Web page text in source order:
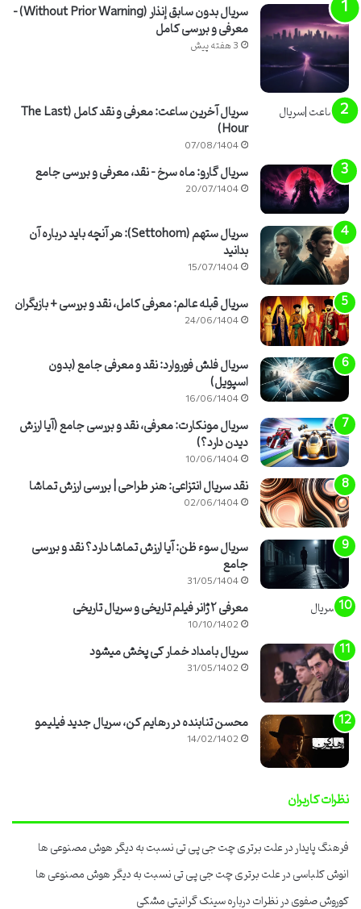
سریال بدون سابق إنذار (Without Prior Warning) –
معرفی و بررسی کامل
3 هفته پیش
سریال آخرین ساعت: معرفی و نقد کامل (The Last
Hour)
07/08/1404
سریال گارو: ماه سرخ – نقد، معرفی و بررسی جامع
20/07/1404
سریال ستهم (Settohom): هر آنچه باید درباره آن
بدانید
15/07/1404
سریال قبله عالم: معرفی کامل، نقد و بررسی + بازیگران
24/06/1404
سریال فلش فوروارد: نقد و معرفی جامع (بدون
اسپویل)
16/06/1404
سریال مونکارت: معرفی، نقد و بررسی جامع (آیا ارزش
دیدن دارد؟)
10/06/1404
نقد سریال انتزاعی: هنر طراحی | بررسی ارزش تماشا
02/06/1404
سریال سوء ظن: آیا ارزش تماشا دارد؟ نقد و بررسی
جامع
31/05/1404
معرفی ۲ ژانر فیلم تاریخی و سریال تاریخی
10/10/1402
سریال بامداد خمار کی پخش میشود
31/05/1402
محسن تنابنده در رهایم کن، سریال جدید فیلیمو
14/02/1402
نظرات کاربران
فرهنگ پایداردرعلت برتری چت جی پی تی نسبت به دیگر هوش مصنوعی ها
انوش کلباسیدرعلت برتری چت جی پی تی نسبت به دیگر هوش مصنوعی ها
کوروش صفویدرنظرات درباره سینک گرانیتی مشکی